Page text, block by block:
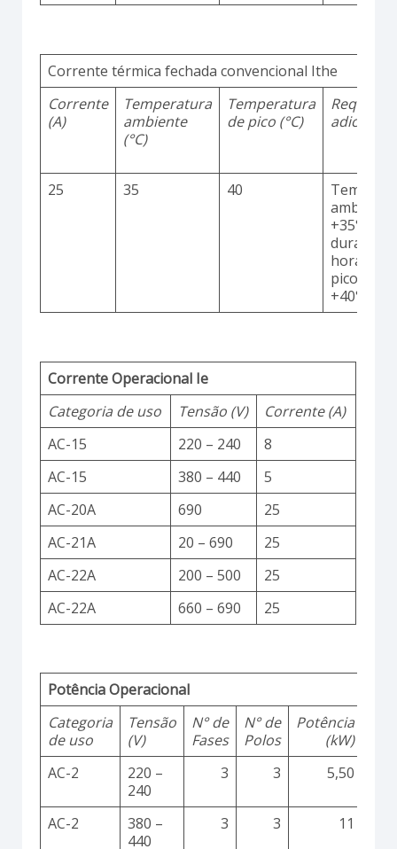
Corrente térmica fechada convencional Ithe
Corrente
(A)
Temperatura
ambiente
(°C)
Temperatura
de pico (°C)
adicionais
25 35 40
ambiente
+35°C
durante
horas
picos até
+40°C
Corrente Operacional Ie
Categoria de uso
Tensão (V)
Corrente (A)
AC-15
220 – 240
8
AC-15
380 – 440
5
AC-20A
690
25
AC-21A
20 – 690
25
AC-22A
200 – 500
25
AC-22A
660 – 690 25
Potência Operacional
Categoria
de uso
Tensão
(V)
N° de
Fases
N° de
Polos
Potência
(kW)
AC-2
220 –
240
3 3 5,50
AC-2
380 –
440
3 3 11